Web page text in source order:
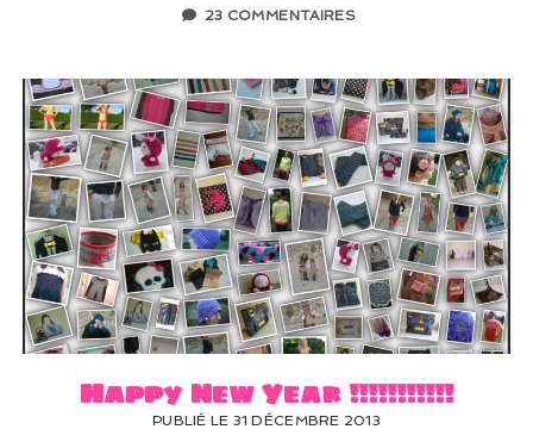
23 COMMENTAIRES
Happy New Year !!!!!!!!!!!
PUBLIÉ LE 31 DÉCEMBRE 2013